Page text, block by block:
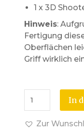
1 x 3D
Hinweis:
Fertigung
Oberflächen
Griff wirklich
In
Zur